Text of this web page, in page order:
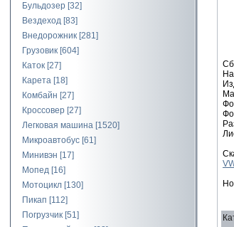
Бульдозер [32]
Вездеход [83]
Внедорожник [281]
Грузовик [604]
Каток [27]
Карета [18]
Комбайн [27]
Кроссовер [27]
Легковая машина [1520]
Микроавтобус [61]
Минивэн [17]
Мопед [16]
Мотоцикл [130]
Пикап [112]
Погрузчик [51]